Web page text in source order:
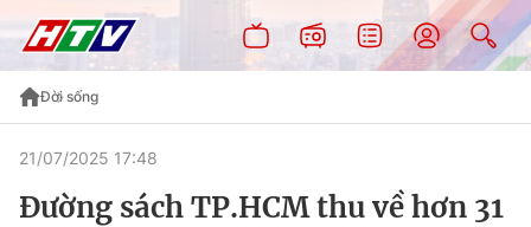
Đời sống
21/07/2025 17:48
Đường sách TP.HCM thu về hơn 31